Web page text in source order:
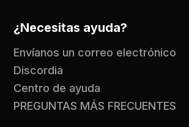
¿Necesitas ayuda?
Envíanos un correo electrónico
Discordia
Centro de ayuda
PREGUNTAS MÁS FRECUENTES